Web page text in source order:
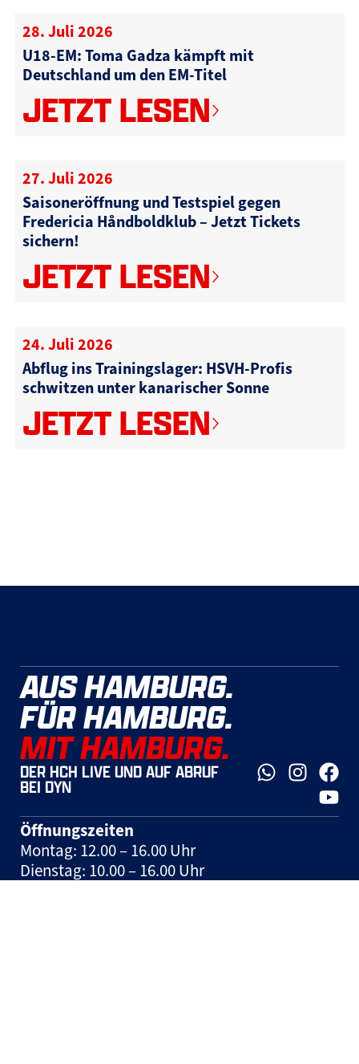
28. Juli 2026
U18-EM: Toma Gadza kämpft mit
Deutschland um den EM-Titel
JETZT LESEN
27. Juli 2026
Saisoneröffnung und Testspiel gegen
Fredericia Håndboldklub – Jetzt Tickets
sichern!
JETZT LESEN
24. Juli 2026
Abflug ins Trainingslager: HSVH-Profis
schwitzen unter kanarischer Sonne
JETZT LESEN
AUS HAMBURG.
FÜR HAMBURG.
MIT HAMBURG.
DER HCH LIVE UND AUF ABRUF
BEI DYN
Öffnungszeiten
Montag: 12.00 – 16.00 Uhr
Dienstag: 10.00 – 16.00 Uhr